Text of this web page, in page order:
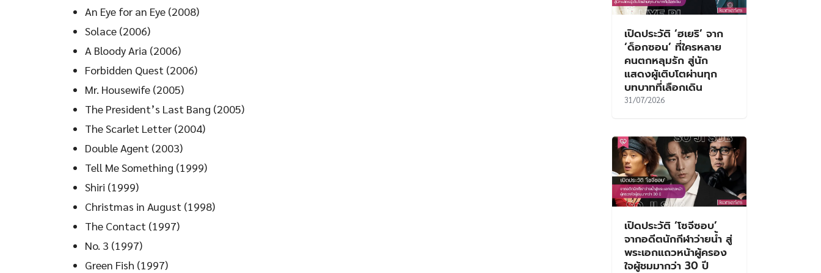
An Eye for an Eye (2008)
Solace (2006)
A Bloody Aria (2006)
Forbidden Quest (2006)
Mr. Housewife (2005)
The President’s Last Bang (2005)
The Scarlet Letter (2004)
Double Agent (2003)
Tell Me Something (1999)
Shiri (1999)
Christmas in August (1998)
The Contact (1997)
No. 3 (1997)
Green Fish (1997)
เปิดประวัติ ‘ฮเยริ’ จาก
‘ด็อกซอน’ ที่ใครหลาย
คนตกหลุมรัก สู่นัก
แสดงผู้เติบโตผ่านทุก
บทบาทที่เลือกเดิน
31/07/2026
เปิดประวัติ ‘โซจีซอบ’
จากอดีตนักกีฬาว่ายน้ำ สู่
พระเอกแถวหน้าผู้ครอง
ใจผู้ชมมากว่า 30 ปี